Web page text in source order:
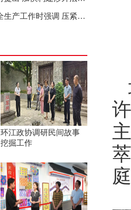
孙大伟到南宁督导检查安全生产工作时强调 压紧压实责任 狠抓隐患整治 坚决筑牢安全生产防线
环江政协调研民间故事
挖掘工作